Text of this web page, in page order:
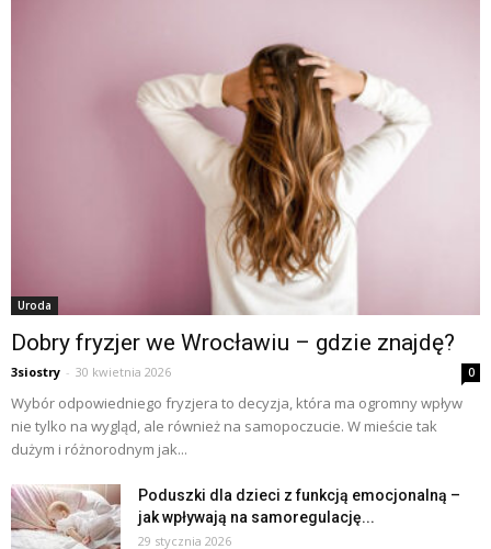
Uroda
Dobry fryzjer we Wrocławiu – gdzie znajdę?
3siostry - 30 kwietnia 2026 0
Wybór odpowiedniego fryzjera to decyzja, która ma ogromny wpływ
nie tylko na wygląd, ale również na samopoczucie. W mieście tak
dużym i różnorodnym jak...
Poduszki dla dzieci z funkcją emocjonalną –
jak wpływają na samoregulację...
29 stycznia 2026